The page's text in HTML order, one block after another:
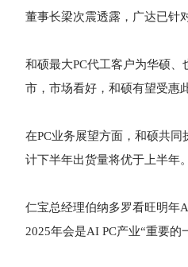
董事长梁次震透露，广达已针
和硕最大PC代工客户为华硕
市，市场看好，和硕有望受惠
在PC业务展望方面，和硕共
计下半年出货量将优于上半年。
仁宝总经理伯纳多罗看旺明年
2025年会是AI PC产业“重要的